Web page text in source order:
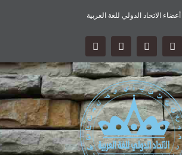
أعضاء الاتحاد الدولي للغة العربية